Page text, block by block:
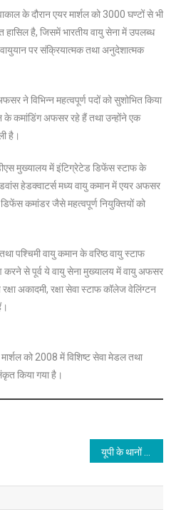
ने
मध्य
वायु
कमान
संभाली
के दौरान एयर मार्शल को 3000 घण्टों से भी
है, जिसमें भारतीय वायु सेना में उपलब्ध
पर संक्रियात्मक तथा अनुदेशात्मक
ने विभिन्न महत्वपूर्ण पदों को सुशोभित किया
कमांडिंग अफसर रहे हैं तथा उन्होंने एक
है।
मुख्यालय में इंटिग्रेटेड डिफेंस स्टाफ के
हेडक्वाटर्स मध्य वायु कमान में एयर अफसर
डिफेंस कमांडर जैसे महत्वपूर्ण नियुक्तियों को
पश्चिमी वायु कमान के वरिष्ठ वायु स्टाफ
करने से पूर्व ये वायु सेना मुख्यालय में वायु अफसर
रक्षा अकादमी, रक्षा सेवा स्टाफ कॉलेज वेलिंग्टन
को 2008 में विशिष्ट सेवा मेडल तथा
किया गया है।